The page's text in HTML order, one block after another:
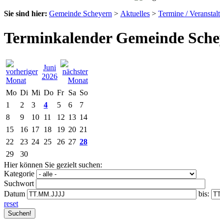
Sie sind hier: Gemeinde Scheyern > Aktuelles > Termine /
Terminkalender Gemeinde
Juni
2026
Mo Di Mi Do Fr Sa So
1
2 3 4 5 6
7
8
9 10 11 12 13 14
15
16 17 18 19 20 21
22
23 24 25 26 27 28
29
30
Hier können Sie gezielt suchen:
Kategorie
Suchwort
Datum
bis:
reset